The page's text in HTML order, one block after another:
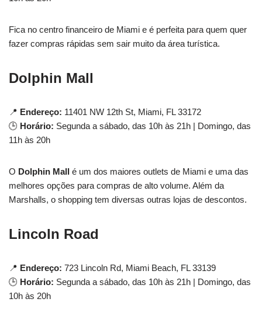
Fica no centro financeiro de Miami e é perfeita para quem quer
fazer compras rápidas sem sair muito da área turística.
Dolphin Mall
📍 Endereço: 11401 NW 12th St, Miami, FL 33172
🕒 Horário: Segunda a sábado, das 10h às 21h | Domingo, das
11h às 20h
O Dolphin Mall é um dos maiores outlets de Miami e uma das
melhores opções para compras de alto volume. Além da
Marshalls, o shopping tem diversas outras lojas de descontos.
Lincoln Road
📍 Endereço: 723 Lincoln Rd, Miami Beach, FL 33139
🕒 Horário: Segunda a sábado, das 10h às 21h | Domingo, das
10h às 20h